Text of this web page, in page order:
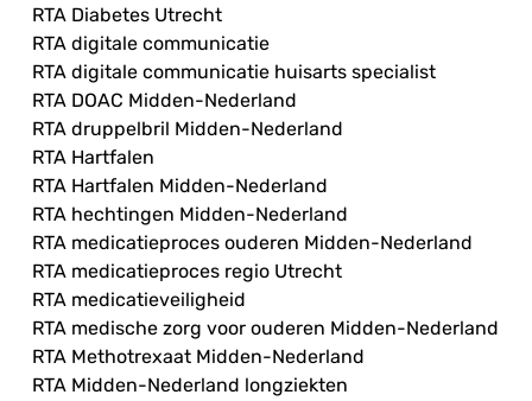
RTA Diabetes Utrecht
RTA digitale communicatie
RTA digitale communicatie huisarts specialist
RTA DOAC Midden-Nederland
RTA druppelbril Midden-Nederland
RTA Hartfalen
RTA Hartfalen Midden-Nederland
RTA hechtingen Midden-Nederland
RTA medicatieproces ouderen Midden-Nederland
RTA medicatieproces regio Utrecht
RTA medicatieveiligheid
RTA medische zorg voor ouderen Midden-Nederland
RTA Methotrexaat Midden-Nederland
RTA Midden-Nederland longziekten